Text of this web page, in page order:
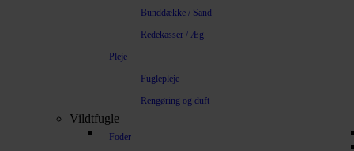
Bunddække / Sand
Redekasser / Æg
Pleje
Fuglepleje
Rengøring og duft
Vildtfugle
Foder